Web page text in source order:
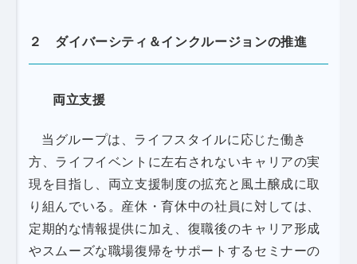
２ ダイバーシティ＆インクルージョンの推進
両立支援
当グループは、ライフスタイルに応じた働き
方、ライフイベントに左右されないキャリアの実
現を目指し、両立支援制度の拡充と風土醸成に取
り組んでいる。産休・育休中の社員に対しては、
定期的な情報提供に加え、復職後のキャリア形成
やスムーズな職場復帰をサポートするセミナーの